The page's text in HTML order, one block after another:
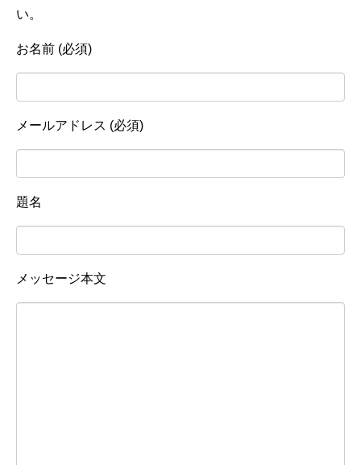
い。
お名前 (必須)
メールアドレス (必須)
題名
メッセージ本文